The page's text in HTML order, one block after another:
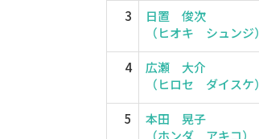
3
日置 俊次
（ヒオキ シュンジ）
4
広瀬 大介
（ヒロセ ダイスケ）
5
本田 晃子
（ホンダ アキコ）